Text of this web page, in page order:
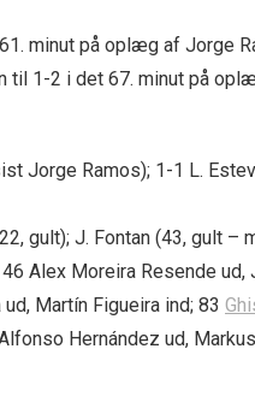
minut på oplæg af Jorge
til 1-2 i det 67. minut på
Jorge Ramos); 1-1 L.
gult); J. Fontan (43, gult
46 Alex Moreira Resende
Martín Figueira ind; 83
Hernández ud,